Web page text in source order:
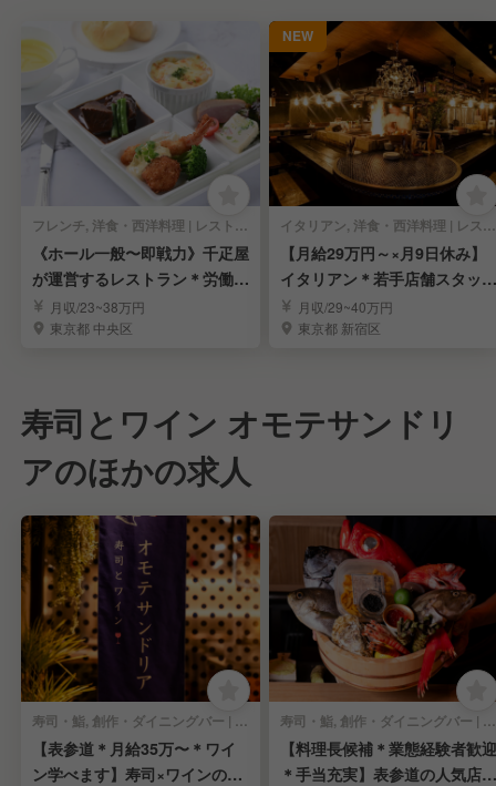
フレンチ, 洋食・西洋料理 | レストランサービス・ホールスタッフ
《ホール一般〜即戦力》千疋屋
が運営するレストラン＊労働環
境安定＊賞与年3回
月収/23~38万円
東京都 中央区
NEW
イタリアン, 洋食・西洋料理 | レストランサービス・ホールスタッフ
【月給29万円～×月9日休み】
イタリアン＊若手店舗スタッフ
募集月収/29~40万円
東京都 新宿区
寿司とワイン オモテサンドリ
アのほかの求人
寿司・鮨, 創作・ダイニングバー | 店長・店長候補
【表参道＊月給35万〜＊ワイ
ン学べます】寿司×ワインの人
寿司・鮨, 創作・ダイニングバー | 料理長・料理長候補
【料理長候補＊業態経験者歓迎
＊手当充実】表参道の人気店